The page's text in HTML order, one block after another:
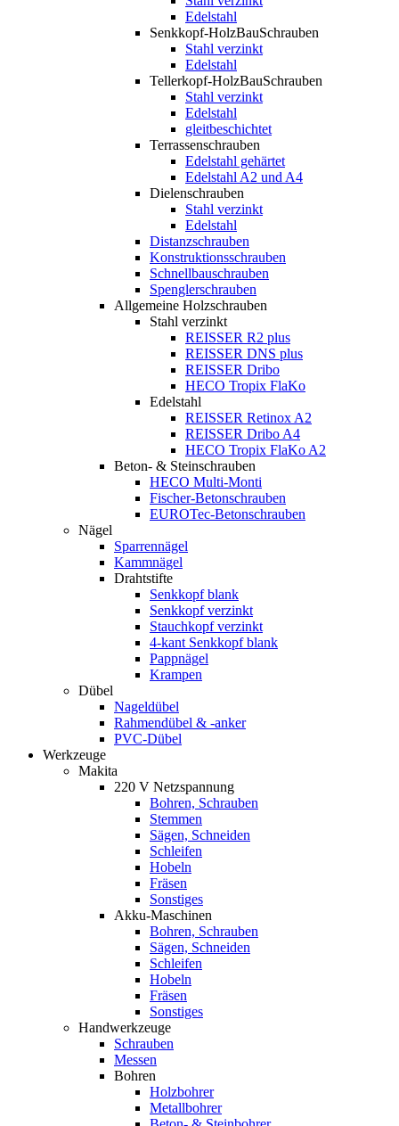
Edelstahl
Senkkopf-HolzBauSchrauben
Stahl verzinkt
Edelstahl
Tellerkopf-HolzBauSchrauben
Stahl verzinkt
Edelstahl
gleitbeschichtet
Terrassenschrauben
Edelstahl gehärtet
Edelstahl A2 und A4
Dielenschrauben
Stahl verzinkt
Edelstahl
Distanzschrauben
Konstruktionsschrauben
Schnellbauschrauben
Spenglerschrauben
Allgemeine Holzschrauben
Stahl verzinkt
REISSER R2 plus
REISSER DNS plus
REISSER Dribo
HECO Tropix FlaKo
Edelstahl
REISSER Retinox A2
REISSER Dribo A4
HECO Tropix FlaKo A2
Beton- & Steinschrauben
HECO Multi-Monti
Fischer-Betonschrauben
EUROTec-Betonschrauben
Nägel
Sparrennägel
Kammnägel
Drahtstifte
Senkkopf blank
Senkkopf verzinkt
Stauchkopf verzinkt
4-kant Senkkopf blank
Pappnägel
Krampen
Dübel
Nageldübel
Rahmendübel & -anker
PVC-Dübel
Werkzeuge
Makita
220 V Netzspannung
Bohren, Schrauben
Stemmen
Sägen, Schneiden
Schleifen
Hobeln
Fräsen
Sonstiges
Akku-Maschinen
Bohren, Schrauben
Sägen, Schneiden
Schleifen
Hobeln
Fräsen
Sonstiges
Handwerkzeuge
Schrauben
Messen
Bohren
Holzbohrer
Metallbohrer